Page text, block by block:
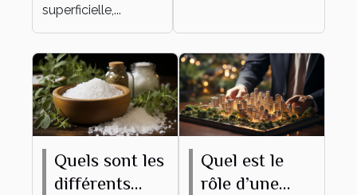
superficielle,...
Quels sont les
différents
Quel est le
rôle d’une